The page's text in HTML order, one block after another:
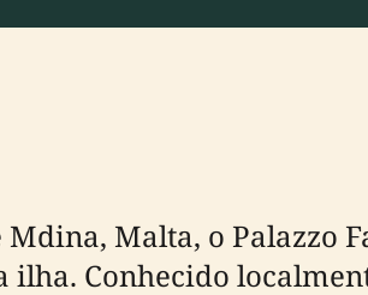
Malta, o Palazzo
Conhecido